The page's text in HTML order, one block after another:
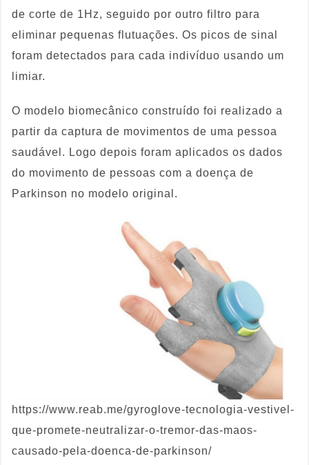
de corte de 1Hz, seguido por outro filtro para
eliminar pequenas flutuações. Os picos de sinal
foram detectados para cada indivíduo usando um
limiar.
O modelo biomecânico construído foi realizado a
partir da captura de movimentos de uma pessoa
saudável. Logo depois foram aplicados os dados
do movimento de pessoas com a doença de
Parkinson no modelo original.
https://www.reab.me/gyroglove-tecnologia-vestivel-
que-promete-neutralizar-o-tremor-das-maos-
causado-pela-doenca-de-parkinson/